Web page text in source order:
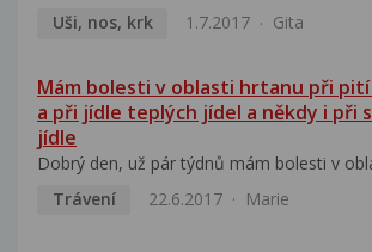
Uši, nos, krk
1.7.2017 Gita
Mám bolesti v oblasti hrtanu při
a při jídle teplých jídel a někdy i při
jídle
Dobrý den, už pár týdnů mám bolesti v
Trávení
22.6.2017 Marie